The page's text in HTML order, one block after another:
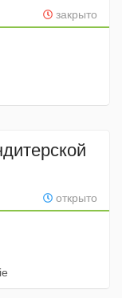
закрыто
открыто